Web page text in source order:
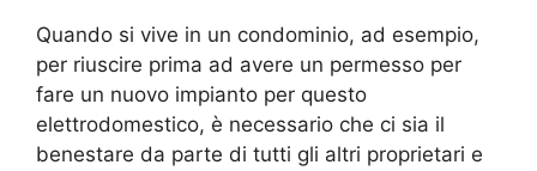
Quando si vive in un condominio, ad esempio,
per riuscire prima ad avere un permesso per
fare un nuovo impianto per questo
elettrodomestico, è necessario che ci sia il
benestare da parte di tutti gli altri proprietari e